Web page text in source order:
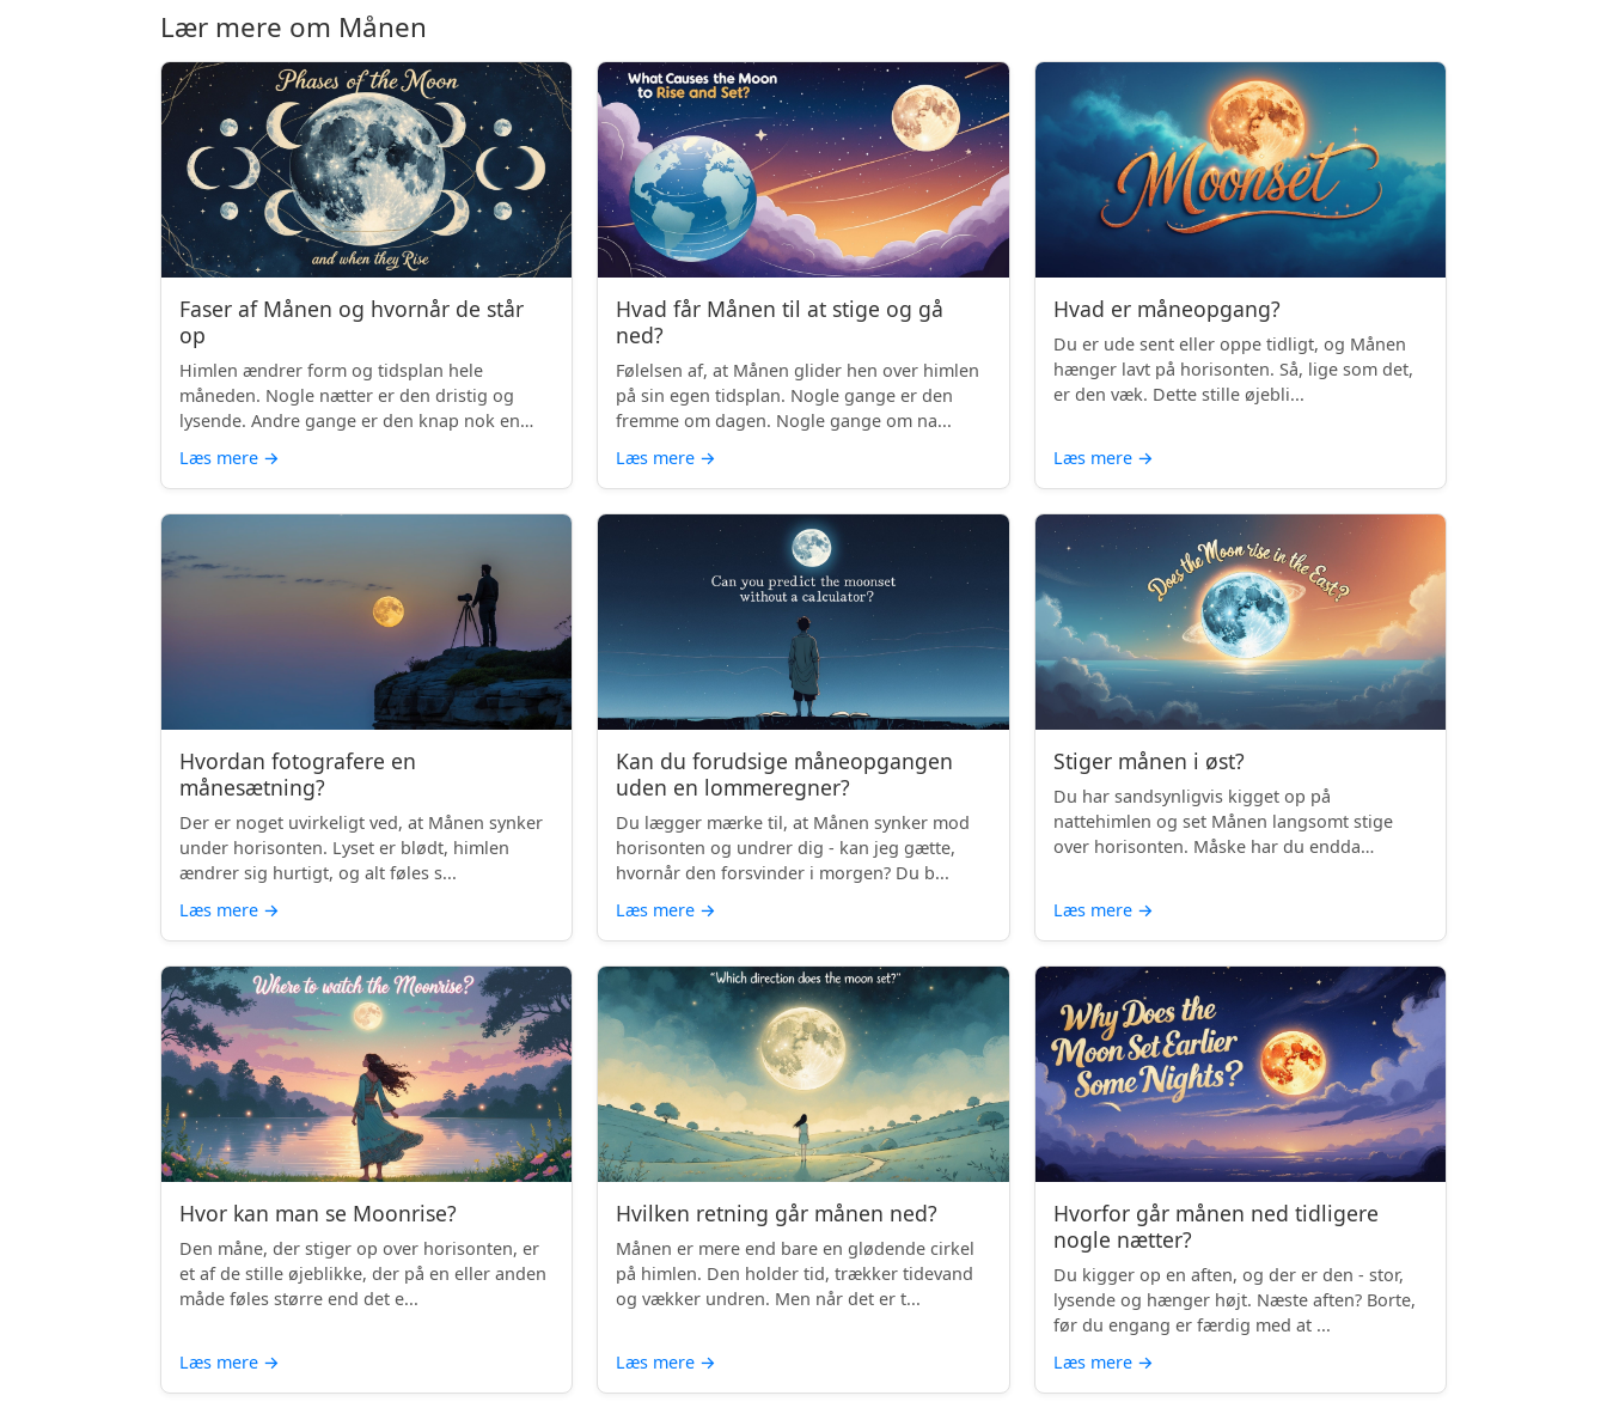
Lær mere om Månen
Faser af Månen og hvornår de står
op
Himlen ændrer form og tidsplan hele
måneden. Nogle nætter er den dristig og
lysende. Andre gange er den knap nok en
Læs mere →
Hvad får Månen til at stige og gå
ned?
Følelsen af, at Månen glider hen over himlen
på sin egen tidsplan. Nogle gange er den
fremme om dagen. Nogle gange om na...
Læs mere →
Hvad er måneopgang?
Du er ude sent eller oppe tidligt, og Månen
hænger lavt på horisonten. Så, lige som det,
er den væk. Dette stille øjebli...
Læs mere →
Hvordan fotografere en
månesætning?
Der er noget uvirkeligt ved, at Månen synker
under horisonten. Lyset er blødt, himlen
ændrer sig hurtigt, og alt føles s...
Læs mere →
Kan du forudsige måneopgangen
uden en lommeregner?
Du lægger mærke til, at Månen synker mod
horisonten og undrer dig - kan jeg gætte,
hvornår den forsvinder i morgen? Du b...
Læs mere →
Stiger månen i øst?
Du har sandsynligvis kigget op på
nattehimlen og set Månen langsomt stige
over horisonten. Måske har du endda
Læs mere →
Hvor kan man se Moonrise?
Den måne, der stiger op over horisonten, er
et af de stille øjeblikke, der på en eller anden
måde føles større end det e...
Læs mere →
Hvilken retning går månen ned?
Månen er mere end bare en glødende cirkel
på himlen. Den holder tid, trækker tidevand
og vækker undren. Men når det er t...
Læs mere →
Hvorfor går månen ned tidligere
nogle nætter?
Du kigger op en aften, og der er den - stor,
lysende og hænger højt. Næste aften? Borte,
før du engang er færdig med at ...
Læs mere →